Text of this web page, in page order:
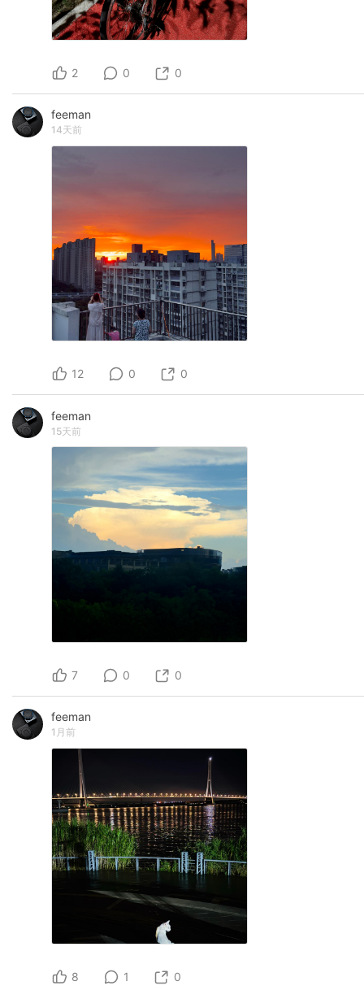
2 0 0
feeman
14天前
12 0 0
feeman
15天前
7 0 0
feeman
1月前
8 1 0